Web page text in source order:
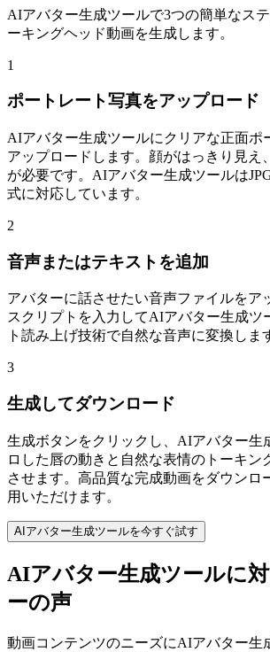
AIアバター生成ツールで3つの簡単なス
ーキングヘッド動画を生成します。
1
ポートレート写真をアップロード
AIアバター生成ツールにクリアな正面ポ
アップロードします。顔がはっきり見え
が必要です。AIアバター生成ツールは
式に対応しています。
2
音声またはテキストを追加
アバターに話させたい音声ファイルをア
スクリプトを入力してAIアバター生成ツ
ト読み上げ技術で自然な音声に変換しま
3
生成してダウンロード
生成ボタンをクリックし、AIアバター生
ロした唇の動きと自然な表情のトーキン
させます。高品質な完成動画をダウンロ
用いただけます。
AIアバター生成ツールを今すぐ試す
AIアバター生成ツールに
ーの声
動画コンテンツのニーズにAIアバター生